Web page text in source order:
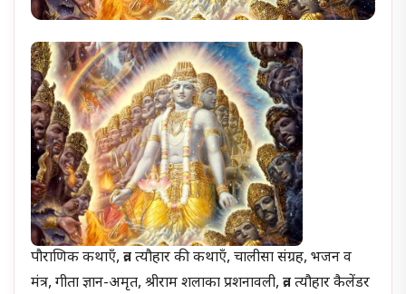
पौराणिक कथाएँ, व्रत त्यौहार की कथाएँ, चालीसा संग्रह, भजन व
मंत्र, गीता ज्ञान-अमृत, श्रीराम शलाका प्रशनावली, व्रत त्यौहार कैलेंडर